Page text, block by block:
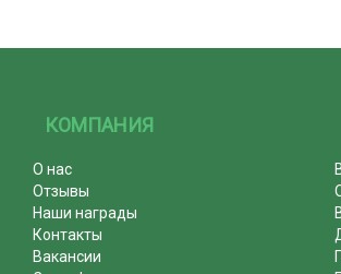
КОМПАНИЯ
О нас
Отзывы
Наши награды
Контакты
Вакансии